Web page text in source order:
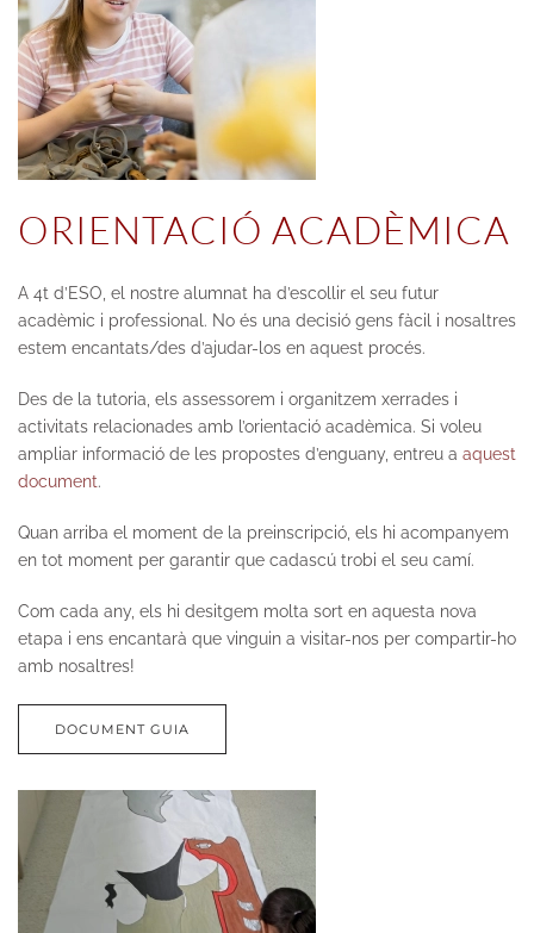
ORIENTACIÓ ACADÈMICA
A 4t d’ESO, el nostre alumnat ha d’escollir el seu futur
acadèmic i professional. No és una decisió gens fàcil i nosaltres
estem encantats/des d’ajudar-los en aquest procés.
Des de la tutoria, els assessorem i organitzem xerrades i
activitats relacionades amb l’orientació acadèmica. Si voleu
ampliar informació de les propostes d’enguany, entreu a aquest
document.
Quan arriba el moment de la preinscripció, els hi acompanyem
en tot moment per garantir que cadascú trobi el seu camí.
Com cada any, els hi desitgem molta sort en aquesta nova
etapa i ens encantarà que vinguin a visitar-nos per compartir-ho
amb nosaltres!
DOCUMENT GUIA